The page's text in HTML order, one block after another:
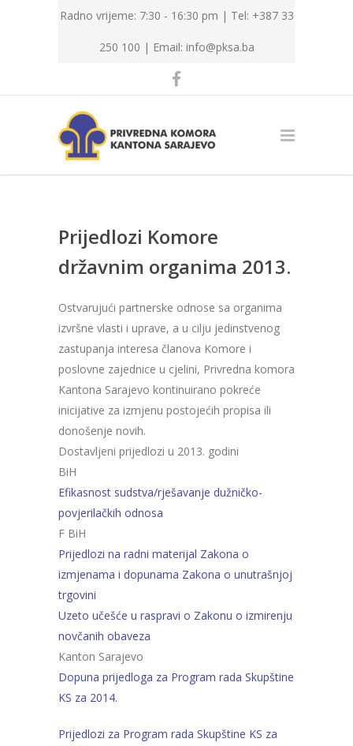
Radno vrijeme: 7:30 - 16:30 pm | Tel: +387 33
250 100 | Email: info@pksa.ba
Prijedlozi Komore
državnim organima 2013.
Ostvarujući partnerske odnose sa organima
izvršne vlasti i uprave, a u cilju jedinstvenog
zastupanja interesa članova Komore i
poslovne zajednice u cjelini, Privredna komora
Kantona Sarajevo kontinuirano pokreće
inicijative za izmjenu postojećih propisa ili
donošenje novih.
Dostavljeni prijedlozi u 2013. godini
BiH
Efikasnost sudstva/rješavanje dužničko-
povjerilačkih odnosa
F BiH
Prijedlozi na radni materijal Zakona o
izmjenama i dopunama Zakona o unutrašnjoj
trgovini
Uzeto učešće u raspravi o Zakonu o izmirenju
novčanih obaveza
Kanton Sarajevo
Dopuna prijedloga za Program rada Skupštine
KS za 2014.
Prijedlozi za Program rada Skupštine KS za